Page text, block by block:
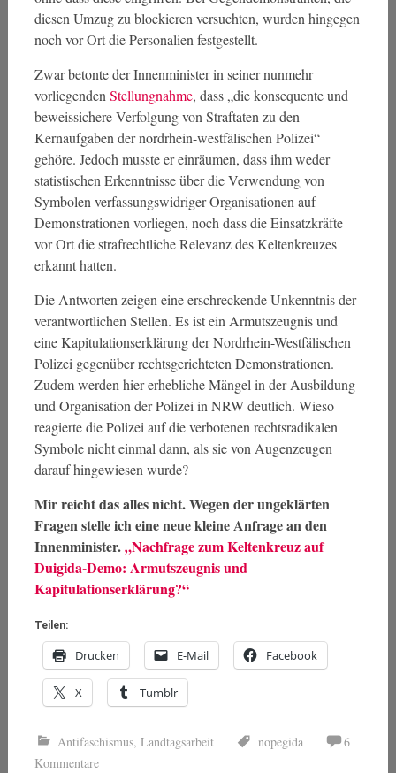
diesen Umzug zu blockieren versuchten, wurden hingegen
noch vor Ort die Personalien festgestellt.
Zwar betonte der Innenminister in seiner nunmehr
vorliegenden Stellungnahme, dass „die konsequente und
beweissichere Verfolgung von Straftaten zu den
Kernaufgaben der nordrhein-westfälischen Polizei“
gehöre. Jedoch musste er einräumen, dass ihm weder
statistischen Erkenntnisse über die Verwendung von
Symbolen verfassungswidriger Organisationen auf
Demonstrationen vorliegen, noch dass die Einsatzkräfte
vor Ort die strafrechtliche Relevanz des Keltenkreuzes
erkannt hatten.
Die Antworten zeigen eine erschreckende Unkenntnis der
verantwortlichen Stellen. Es ist ein Armutszeugnis und
eine Kapitulationserklärung der Nordrhein-Westfälischen
Polizei gegenüber rechtsgerichteten Demonstrationen.
Zudem werden hier erhebliche Mängel in der Ausbildung
und Organisation der Polizei in NRW deutlich. Wieso
reagierte die Polizei auf die verbotenen rechtsradikalen
Symbole nicht einmal dann, als sie von Augenzeugen
darauf hingewiesen wurde?
Mir reicht das alles nicht. Wegen der ungeklärten
Fragen stelle ich eine neue kleine Anfrage an den
Innenminister.„Nachfrage zum Keltenkreuz auf
Duigida-Demo: Armutszeugnis und
Kapitulationserklärung?“
Teilen:
Drucken E-Mail Facebook
X Tumblr
Antifaschismus, Landtagsarbeit nopegida
6
Kommentare